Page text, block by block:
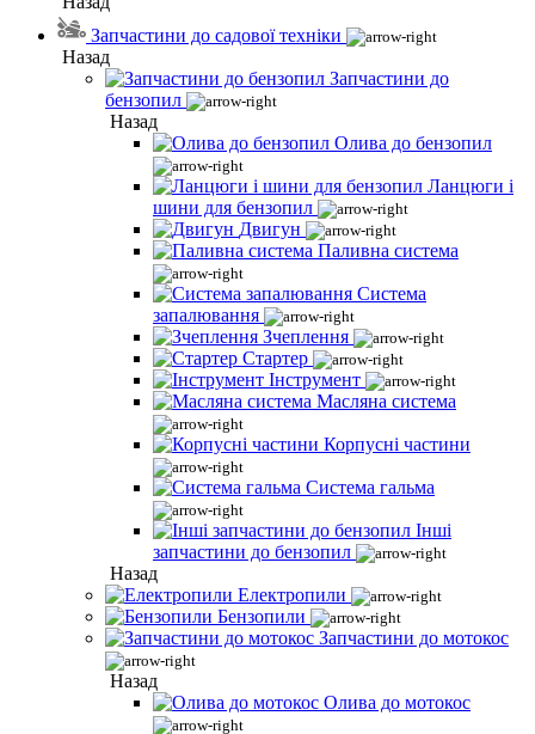
Запчастини до садової техніки
Назад
Запчастини до
бензопил
Назад
Олива до бензопил
Ланцюги і
шини для бензопил
Двигун
Паливна система
Система
запалювання
Зчеплення
Стартер
Інструмент
Масляна система
Корпусні частини
Система гальма
Інші
запчастини до бензопил
Назад
Електропили
Бензопили
Запчастини до мотокос
Назад
Олива до мотокос